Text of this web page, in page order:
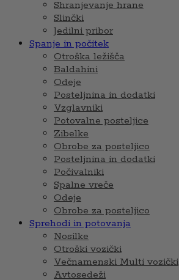
Shranjevanje hrane
Slinčki
Jedilni pribor
Spanje in počitek
Otroška ležišča
Baldahini
Odeje
Posteljnina in dodatki
Vzglavniki
Potovalne posteljice
Zibelke
Obrobe za posteljico
Posteljnina in dodatki
Počivalniki
Spalne vreče
Odeje
Obrobe za posteljico
Sprehodi in potovanja
Nosilke
Otroški vozički
Večnamenski Multi vozički
Avtosedeži